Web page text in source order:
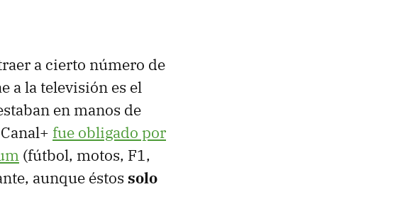
a cierto número de
a la televisión es el
en manos de
fue obligado por
(fútbol, motos, F1,
aunque éstos solo